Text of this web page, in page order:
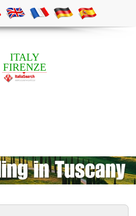
ITALY
FIRENZE